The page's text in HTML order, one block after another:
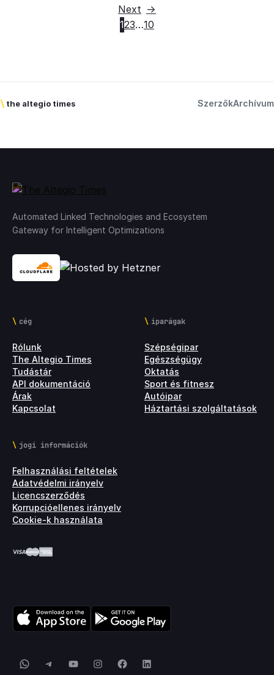
123…10
Next
\ the altegio times SzerzőkArchívum
Automated Linked Technologies and Ecosystem
Gateway for Intelligent Optimizations
cég
Rólunk
The Altegio Times
Tudástár
API dokumentáció
Árak
Kapcsolat
iparágak
Szépségipar
Egészségügy
Oktatás
Sport és fitnesz
Autóipar
Háztartási szolgáltatások
jogi információk
Felhasználási feltételek
Adatvédelmi irányelv
Licencszerződés
Korrupcióellenes irányelv
Cookie-k használata
WhatsApp
TelegramYouTubeInstagram
FacebookLinkedIn